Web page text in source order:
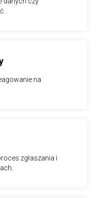
na
zgłaszania i